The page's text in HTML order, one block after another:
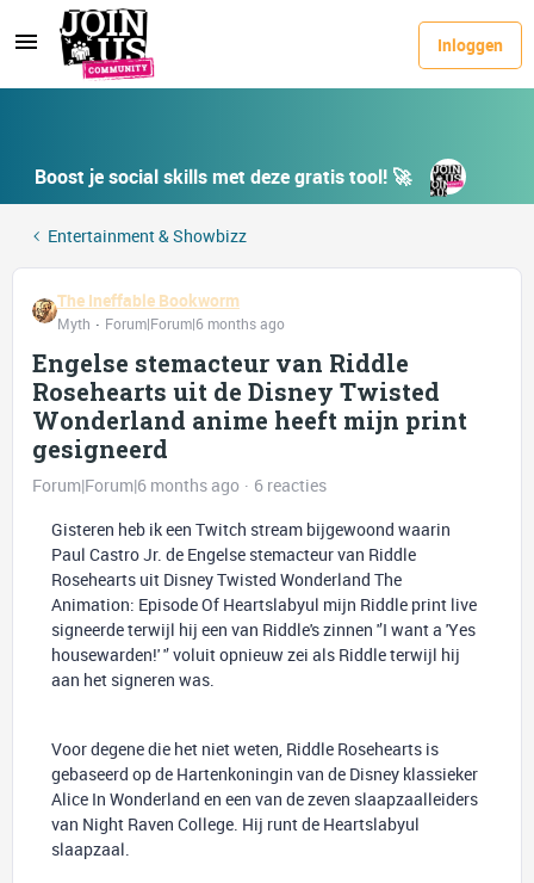
Inloggen
Boost je social skills met deze gratis tool! 🚀
Entertainment & Showbizz
The Ineffable Bookworm
Myth Forum|Forum|6 months ago
Engelse stemacteur van Riddle
Rosehearts uit de Disney Twisted
Wonderland anime heeft mijn print
gesigneerd
Forum|Forum|6 months ago
6 reacties
Gisteren heb ik een Twitch stream bijgewoond waarin
Paul Castro Jr. de Engelse stemacteur van Riddle
Rosehearts uit Disney Twisted Wonderland The
Animation: Episode Of Heartslabyul mijn Riddle print live
signeerde terwijl hij een van Riddle's zinnen '’I want a 'Yes
housewarden!' '’ voluit opnieuw zei als Riddle terwijl hij
aan het signeren was.
Voor degene die het niet weten, Riddle Rosehearts is
gebaseerd op de Hartenkoningin van de Disney klassieker
Alice In Wonderland en een van de zeven slaapzaalleiders
van Night Raven College. Hij runt de Heartslabyul
slaapzaal.